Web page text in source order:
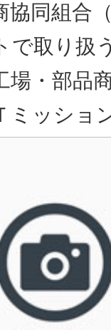
協同組合
で取り扱
場・部品
ミッショ